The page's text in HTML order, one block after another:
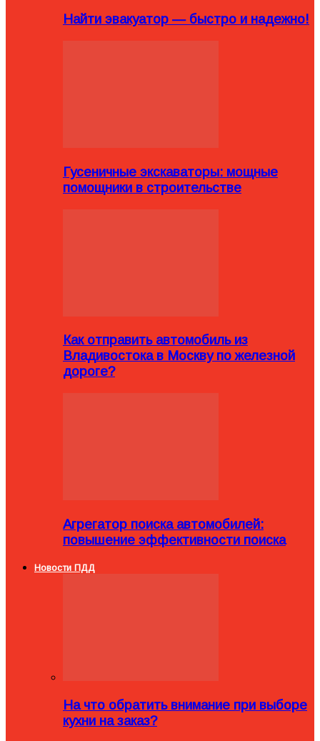
Найти эвакуатор — быстро и надежно!
Гусеничные экскаваторы: мощные
помощники в строительстве
Как отправить автомобиль из
Владивостока в Москву по железной
дороге?
Агрегатор поиска автомобилей:
повышение эффективности поиска
Новости ПДД
На что обратить внимание при выборе
кухни на заказ?